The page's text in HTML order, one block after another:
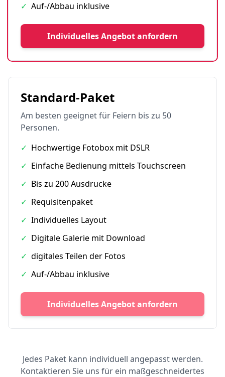
✓ Auf-/Abbau inklusive
Individuelles Angebot anfordern
Standard-Paket
Am besten geeignet für Feiern bis zu 50
Personen.
✓ Hochwertige Fotobox mit DSLR
✓ Einfache Bedienung mittels Touchscreen
✓ Bis zu 200 Ausdrucke
✓ Requisitenpaket
✓ Individuelles Layout
✓ Digitale Galerie mit Download
✓ digitales Teilen der Fotos
✓ Auf-/Abbau inklusive
Individuelles Angebot anfordern
Jedes Paket kann individuell angepasst werden.
Kontaktieren Sie uns für ein maßgeschneidertes